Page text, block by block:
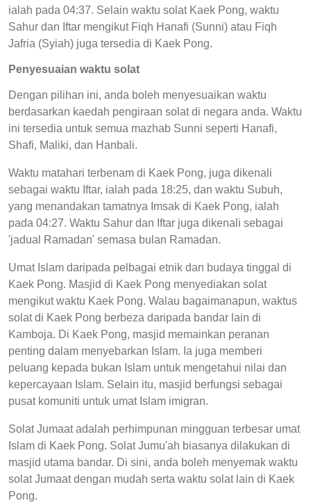
ialah pada 04:37. Selain waktu solat Kaek Pong, waktu
Sahur dan Iftar mengikut Fiqh Hanafi (Sunni) atau Fiqh
Jafria (Syiah) juga tersedia di Kaek Pong.
Penyesuaian waktu solat
Dengan pilihan ini, anda boleh menyesuaikan waktu
berdasarkan kaedah pengiraan solat di negara anda. Waktu
ini tersedia untuk semua mazhab Sunni seperti Hanafi,
Shafi, Maliki, dan Hanbali.
Waktu matahari terbenam di Kaek Pong, juga dikenali
sebagai waktu Iftar, ialah pada 18:25, dan waktu Subuh,
yang menandakan tamatnya Imsak di Kaek Pong, ialah
pada 04:27. Waktu Sahur dan Iftar juga dikenali sebagai
'jadual Ramadan' semasa bulan Ramadan.
Umat Islam daripada pelbagai etnik dan budaya tinggal di
Kaek Pong. Masjid di Kaek Pong menyediakan solat
mengikut waktu Kaek Pong. Walau bagaimanapun, waktus
solat di Kaek Pong berbeza daripada bandar lain di
Kamboja. Di Kaek Pong, masjid memainkan peranan
penting dalam menyebarkan Islam. Ia juga memberi
peluang kepada bukan Islam untuk mengetahui nilai dan
kepercayaan Islam. Selain itu, masjid berfungsi sebagai
pusat komuniti untuk umat Islam imigran.
Solat Jumaat adalah perhimpunan mingguan terbesar umat
Islam di Kaek Pong. Solat Jumu'ah biasanya dilakukan di
masjid utama bandar. Di sini, anda boleh menyemak waktu
solat Jumaat dengan mudah serta waktu solat lain di Kaek
Pong.